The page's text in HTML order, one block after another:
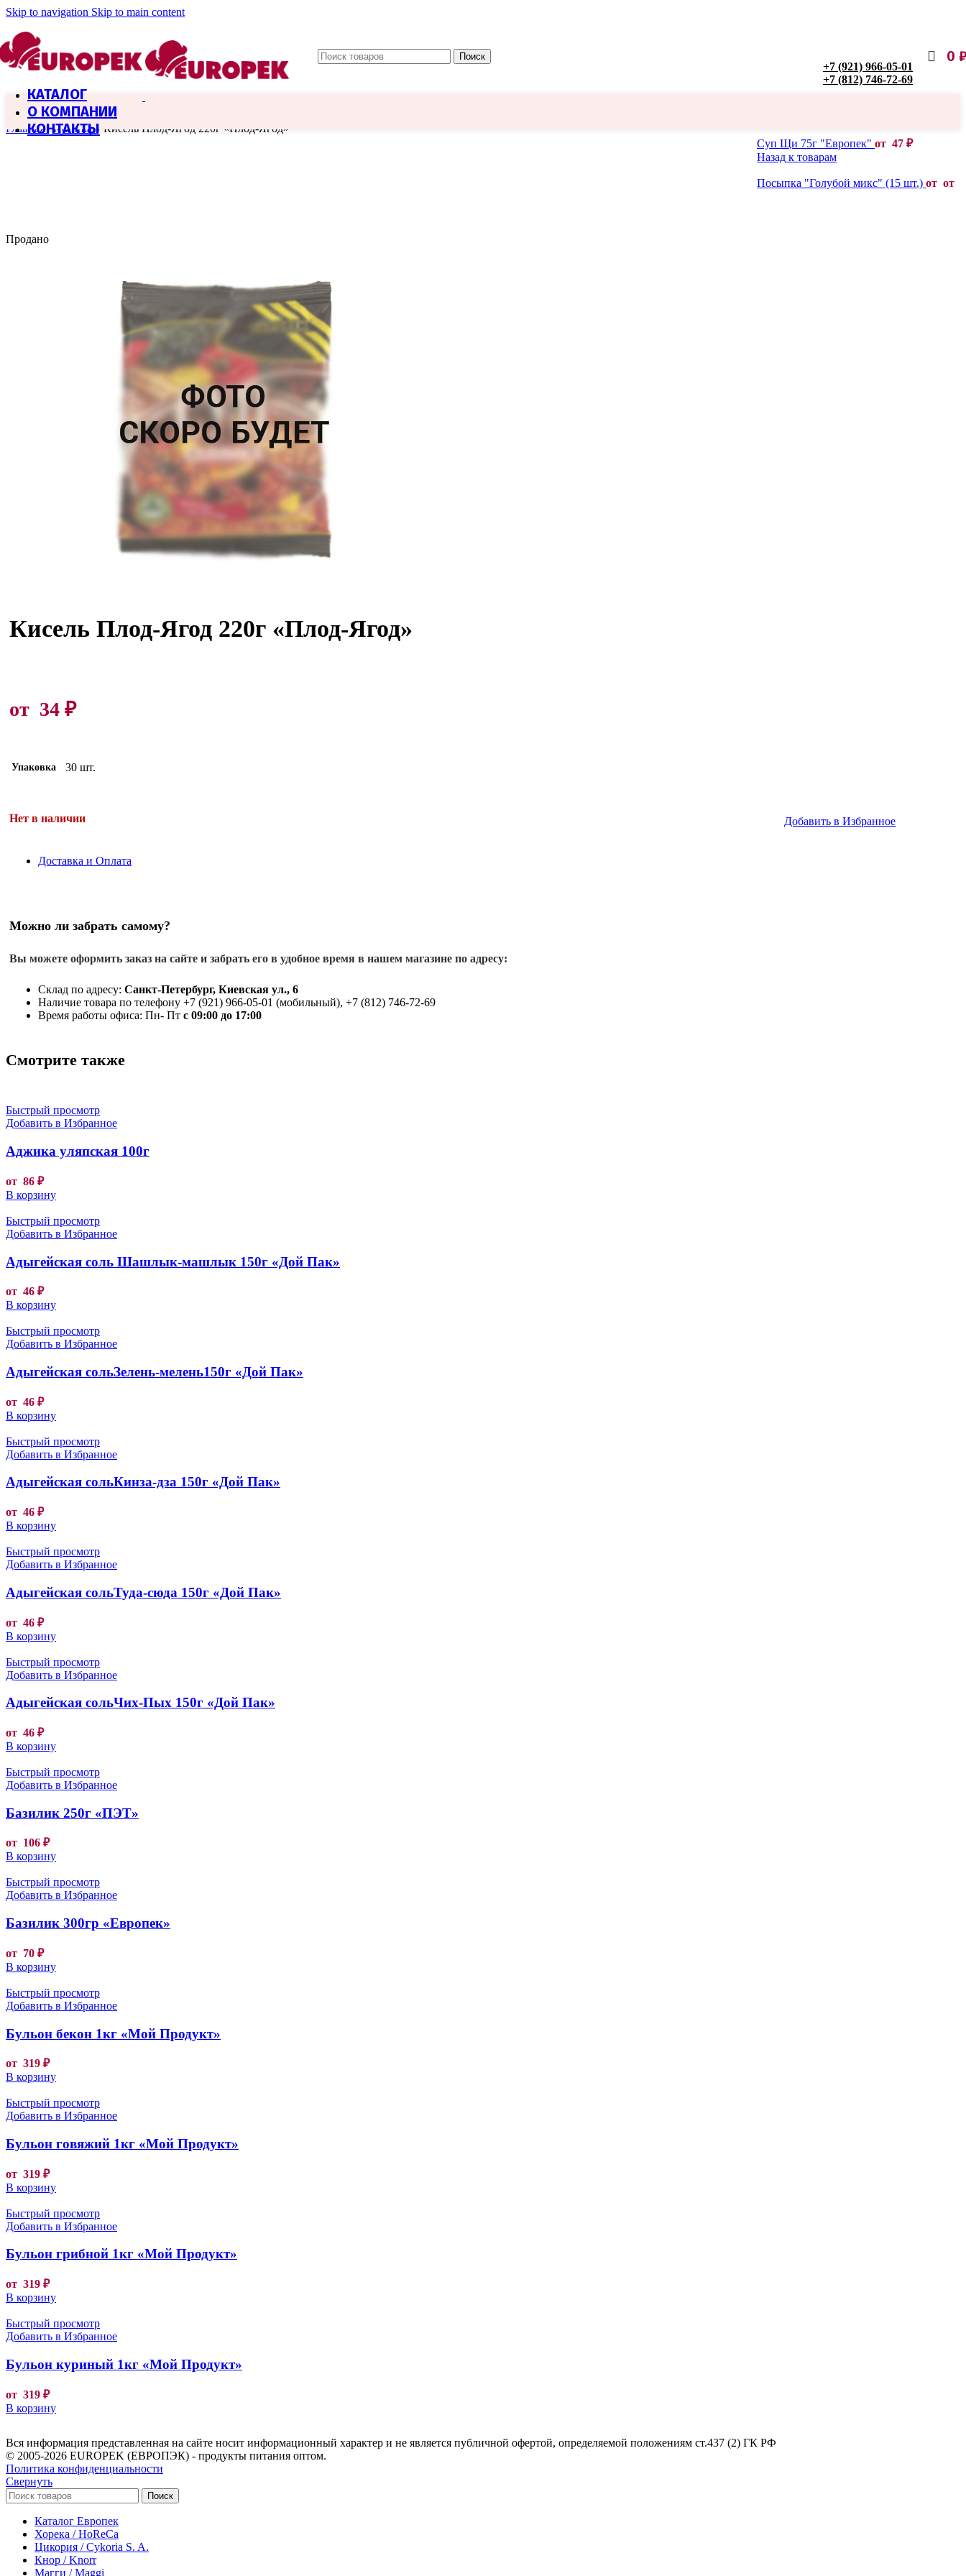
Skip to navigation Skip to main content
Поиск
+7 (921) 966-05-01
+7 (812) 746-72-69
0
КАТАЛОГ
О КОМПАНИИ
КОНТАКТЫ
Главная / Кулинар / Кисель Плод-Ягод 220г «Плод-Ягод»
Суп Щи 75г "Европек" от 47 ₽
Назад к товарам
Посыпка "Голубой микс" (15 шт.) от от
Продано
Кисель Плод-Ягод 220г «Плод-Ягод»
от 34 ₽
Упаковка 30 шт.
Нет в наличии Добавить в Избранное
Доставка и Оплата
Можно ли забрать самому?
Вы можете оформить заказ на сайте и забрать его в удобное время в нашем магазине по адресу:
Склад по адресу: Санкт-Петербург, Киевская ул., 6
Наличие товара по телефону +7 (921) 966-05-01 (мобильный), +7 (812) 746-72-69
Время работы офиса: Пн- Пт с 09:00 до 17:00
Смотрите также
Быстрый просмотр
Добавить в Избранное
Аджика уляпская 100г
от 86 ₽
В корзину
Быстрый просмотр
Добавить в Избранное
Адыгейская соль Шашлык-машлык 150г «Дой Пак»
от 46 ₽
В корзину
Быстрый просмотр
Добавить в Избранное
Адыгейская сольЗелень-мелень150г «Дой Пак»
от 46 ₽
В корзину
Быстрый просмотр
Добавить в Избранное
Адыгейская сольКинза-дза 150г «Дой Пак»
от 46 ₽
В корзину
Быстрый просмотр
Добавить в Избранное
Адыгейская сольТуда-сюда 150г «Дой Пак»
от 46 ₽
В корзину
Быстрый просмотр
Добавить в Избранное
Адыгейская сольЧих-Пых 150г «Дой Пак»
от 46 ₽
В корзину
Быстрый просмотр
Добавить в Избранное
Базилик 250г «ПЭТ»
от 106 ₽
В корзину
Быстрый просмотр
Добавить в Избранное
Базилик 300гр «Европек»
от 70 ₽
В корзину
Быстрый просмотр
Добавить в Избранное
Бульон бекон 1кг «Мой Продукт»
от 319 ₽
В корзину
Быстрый просмотр
Добавить в Избранное
Бульон говяжий 1кг «Мой Продукт»
от 319 ₽
В корзину
Быстрый просмотр
Добавить в Избранное
Бульон грибной 1кг «Мой Продукт»
от 319 ₽
В корзину
Быстрый просмотр
Добавить в Избранное
Бульон куриный 1кг «Мой Продукт»
от 319 ₽
В корзину
Вся информация представленная на сайте носит информационный характер и не является публичной офертой, определяемой положениям ст.437 (2) ГК РФ
© 2005-2026 EUROPEK (ЕВРОПЭК) - продукты питания оптом.
Политика конфиденциальности
Свернуть
Поиск
Каталог Европек
Хорека / HoReCa
Цикория / Cykoria S. A.
Кнор / Knorr
Магги / Maggi